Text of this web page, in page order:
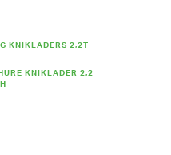
KNIKLADERS 2,2T
KNIKLADER 2,2